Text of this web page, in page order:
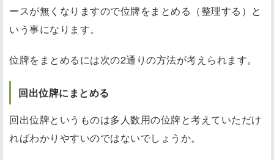
ースが無くなりますので位牌をまとめる（整理する）と
いう事になります。
位牌をまとめるには次の2通りの方法が考えられます。
回出位牌にまとめる
回出位牌というものは多人数用の位牌と考えていただけ
ればわかりやすいのではないでしょうか。